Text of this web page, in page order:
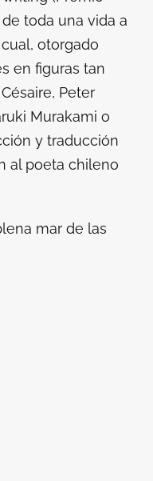
toda una vida a
otorgado
en figuras tan
Peter
Murakami o
y traducción
al poeta chileno
mar de las